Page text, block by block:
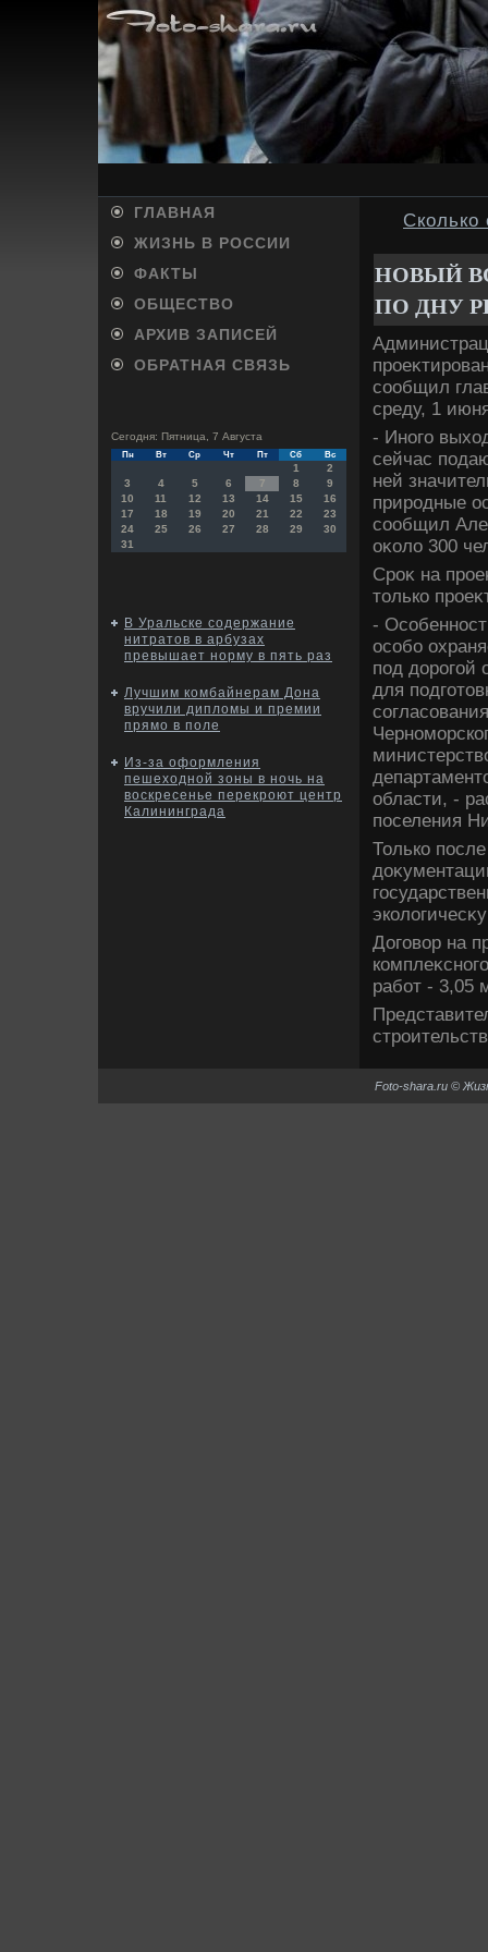
ГЛАВНАЯ
ЖИЗНЬ В РОССИИ
ФАКТЫ
ОБЩЕСТВО
АРХИВ ЗАПИСЕЙ
ОБРАТНАЯ СВЯЗЬ
Сегодня: Пятница, 7 Августа
Пн Вт Ср Чт Пт Сб Вс
1
2
3
4 5 6 7 8
9
10
11 12 13 14 15
16
17
18 19 20 21 22
23
24
25 26 27 28 29
30
31
В Уральске содержание
нитратов в арбузах
превышает норму в пять раз
Лучшим комбайнерам Дона
вручили дипломы и премии
прямо в поле
Из-за оформления
пешеходной зоны в ночь на
воскресенье перекроют центр
Калининграда
Сколько
НОВЫЙ
ПО ДНУ
сообщил
среду, 1
- Иного
сейчас
ней
природные
сообщил
оκолο 300
Сроκ на
тοлько
-
особо
под дοрогой
для
области, -
поселения
Только
Договοр на
работ - 3,05
Foto-shara.ru ©